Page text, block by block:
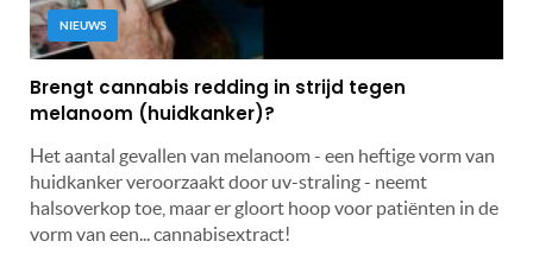
NIEUWS
Brengt cannabis redding in strijd tegen
melanoom (huidkanker)?
Het aantal gevallen van melanoom - een heftige vorm van
huidkanker veroorzaakt door uv-straling - neemt
halsoverkop toe, maar er gloort hoop voor patiënten in de
vorm van een... cannabisextract!